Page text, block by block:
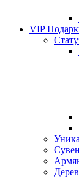
VIP